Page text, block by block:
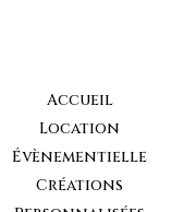
Accueil
Location
Évènementielle
Créations